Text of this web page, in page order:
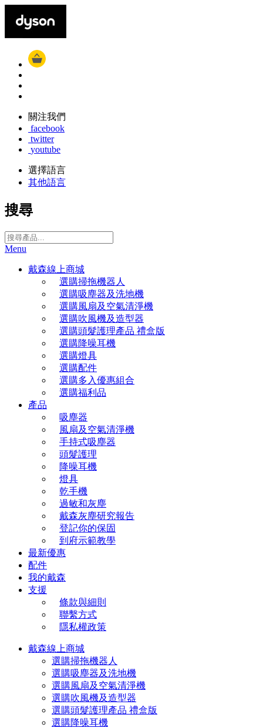
關注我們
facebook
twitter
youtube
選擇語言
其他語言
搜尋
Menu
戴森線上商城
選購掃拖機器人
選購吸塵器及洗地機
選購風扇及空氣清淨機
選購吹風機及造型器
選購頭髮護理產品 禮盒版
選購降噪耳機
選購燈具
選購配件
選購多入優惠組合
選購福利品
產品
吸塵器
風扇及空氣清淨機
手持式吸塵器
頭髮護理
降噪耳機
燈具
乾手機
過敏和灰塵
戴森灰塵研究報告
登記你的保固
到府示範教學
最新優惠
配件
我的戴森
支援
條款與細則
聯繫方式
隱私權政策
戴森線上商城
選購掃拖機器人
選購吸塵器及洗地機
選購風扇及空氣清淨機
選購吹風機及造型器
選購頭髮護理產品 禮盒版
選購降噪耳機